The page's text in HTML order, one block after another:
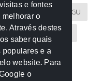
MT CGU
MT MPE-MT
PGE-MT PGR
e fontes
melhorar o
Através destes
saber quais
populares e a
website. Para
o